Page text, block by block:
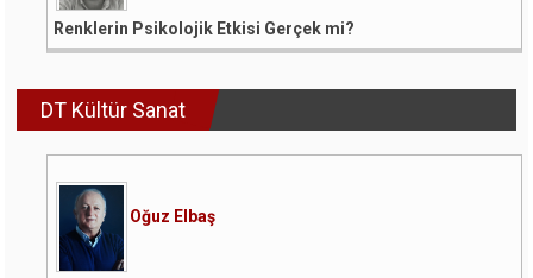
Renklerin Psikolojik Etkisi Gerçek mi?
DT Kültür Sanat
Oğuz Elbaş